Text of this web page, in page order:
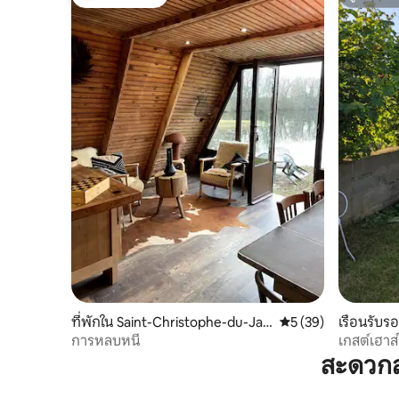
ที่พักใน Saint-Christophe-du-Ja
mbet
คะแนนเฉลี่ย 5 จาก
5 (39)
การหลบหนี
เรือนรับร
rthe
เกสต์เฮา
สะดว